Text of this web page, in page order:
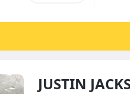
JUSTIN